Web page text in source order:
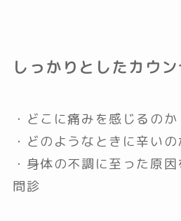
しっかりとしたカウ
・どこに痛みを感じるのか
・どのようなときに辛いの
・身体の不調に至った原
問診